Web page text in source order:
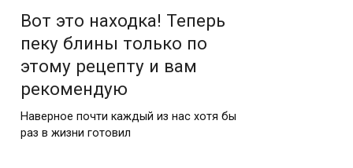
Вот это находка! Теперь
пеку блины только по
этому рецепту и вам
рекомендую
Наверное почти каждый из нас хотя бы
раз в жизни готовил